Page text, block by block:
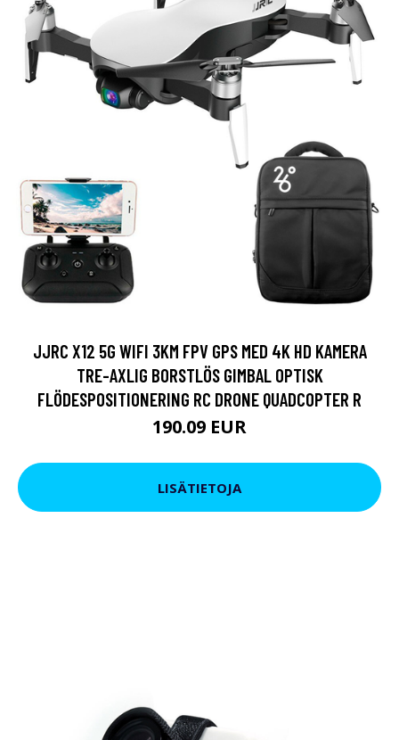
JJRC X12 5G WIFI 3KM FPV GPS MED 4K HD KAMERA
TRE-AXLIG BORSTLÖS GIMBAL OPTISK
FLÖDESPOSITIONERING RC DRONE QUADCOPTER R
190.09 EUR
LISÄTIETOJA